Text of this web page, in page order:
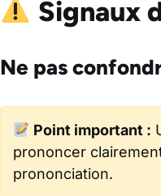
Signaux
Ne pas
Point important :
prononcer
prononciation.